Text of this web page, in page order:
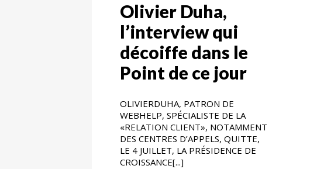
Olivier Duha,
l’interview qui
décoiffe dans le
Point de ce jour
OLIVIERDUHA, PATRON DE
WEBHELP, SPÉCIALISTE DE LA
«RELATION CLIENT», NOTAMMENT
DES CENTRES D’APPELS, QUITTE,
LE 4 JUILLET, LA PRÉSIDENCE DE
CROISSANCE[...]